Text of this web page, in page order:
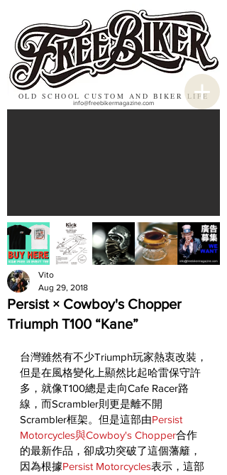
OLD SCHOOL CUSTOM AND BIKER LIFE
info@freebikermagazine.com
Persist × Cowboy's Chopper
Triumph T100 “Kane”
Vito
Aug 29, 2018
台灣雖然有不少Triumph玩家熱衷改裝，
但是在風格變化上顯然比起哈雷保守許
多，就像T100總是走向Cafe Racer路
線，而Scrambler則更是離不開
Scrambler框架。但是這部由Persist
Motorcycles與Cowboy's Chopper合作
的最新作品，卻成功突破了這個藩籬，
因為根據Persist Motorcycles表示，這部